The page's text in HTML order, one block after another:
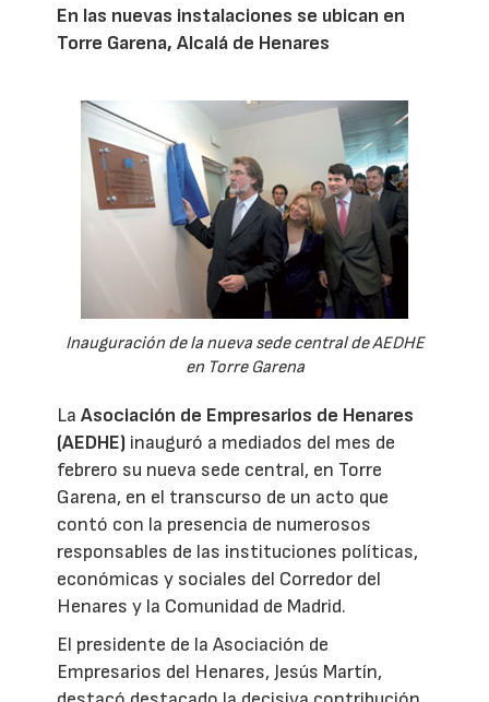
En las nuevas instalaciones se ubican en
Torre Garena, Alcalá de Henares
Inauguración de la nueva sede central de AEDHE
en Torre Garena
LaAsociación de Empresarios de Henares
(AEDHE) inauguró a mediados del mes de
febrero su nueva sede central, en Torre
Garena, en el transcurso de un acto que
contó con la presencia de numerosos
responsables de las instituciones políticas,
económicas y sociales del Corredor del
Henares y la Comunidad de Madrid.
El presidente de la Asociación de
Empresarios del Henares, Jesús Martín,